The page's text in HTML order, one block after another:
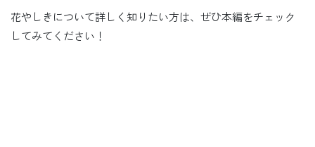
花やしきについて詳しく知りたい方は、ぜひ本編をチェック
してみてください！